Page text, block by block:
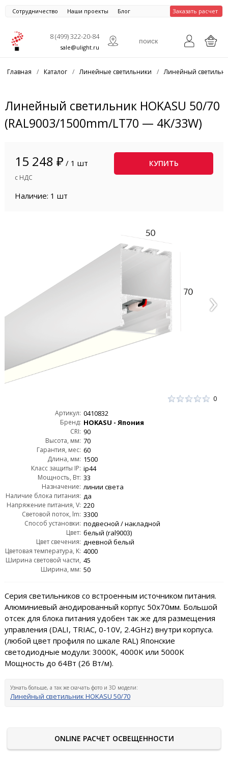
Сотрудничество Наши проекты Блог Заказать расчет
8 (499) 322-20-84
sale@ulight.ru
Главная / Каталог / Линейные светильники / Линейный
Линейный светильник HOKASU 50/70
(RAL9003/1500mm/LT70 — 4K/33W)
15 248 ₽ / 1 шт
с НДС
КУПИТЬ
Наличие: 1 шт
0
Артикул: 0410832
Бренд: HOKASU - Япония
CRI: 90
Высота, мм: 70
Гарантия, мес: 60
Длина, мм: 1500
Класс защиты IP: ip44
Мощность, Вт: 33
Назначение: линии света
Наличие блока питания: да
Напряжение питания, V: 220
Световой поток, lm: 3300
Способ установки: подвесной / накладной
Цвет: белый (ral9003)
Цвет свечения: дневной белый
Цветовая температура, K: 4000
Ширина световой части,
мм:
45
Ширина, мм: 50
Серия светильников со встроенным источником питания.
Алюминиевый анодированный корпус 50х70мм. Большой
отсек для блока питания удобен так же для размещения
управления (DALI, TRIAC, 0-10V, 2.4GHz) внутри корпуса.
(любой цвет профиля по шкале RAL) Японские
светодиодные модули: 3000K, 4000K или 5000K
Мощность до 64Вт (26 Вт/м).
Узнать больше, а так же скачать фото и 3D модели:
Линейный светильник HOKASU 50/70
ONLINE РАСЧЕТ ОСВЕЩЕННОСТИ